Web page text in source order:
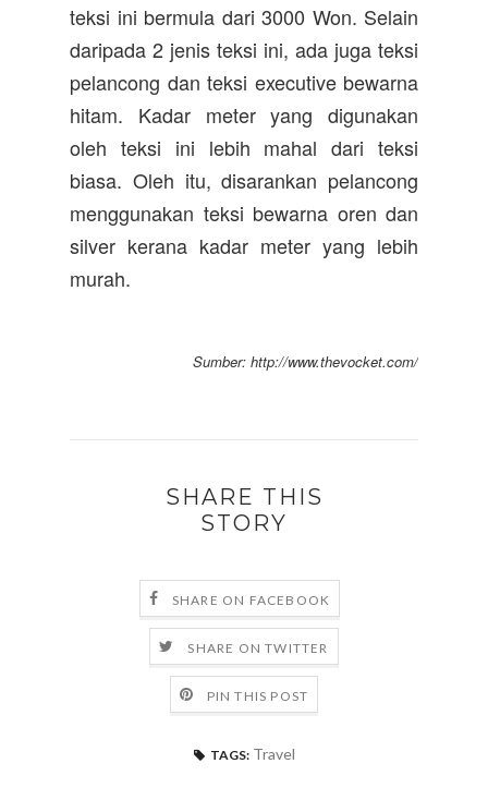
teksi ini bermula dari 3000 Won. Selain
daripada 2 jenis teksi ini, ada juga teksi
pelancong dan teksi executive bewarna
hitam. Kadar meter yang digunakan
oleh teksi ini lebih mahal dari teksi
biasa. Oleh itu, disarankan pelancong
menggunakan teksi bewarna oren dan
silver kerana kadar meter yang lebih
murah.
Sumber: http://www.thevocket.com/
SHARE THIS
STORY
SHARE ON FACEBOOK
SHARE ON TWITTER
PIN THIS POST
TAGS: Travel